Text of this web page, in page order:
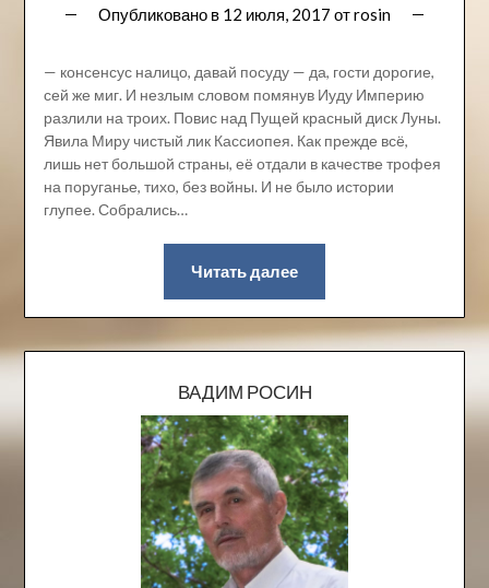
Опубликовано в 12 июля, 2017 отrosin
— консенсус налицо, давай посуду — да, гости дорогие,
сей же миг. И незлым словом помянув Иуду Империю
разлили на троих. Повис над Пущей красный диск Луны.
Явила Миру чистый лик Кассиопея. Как прежде всё,
лишь нет большой страны, её отдали в качестве трофея
на поруганье, тихо, без войны. И не было истории
глупее. Собрались…
Читать далее
ВАДИМ РОСИН